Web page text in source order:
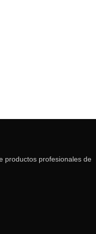
productos profesionales de